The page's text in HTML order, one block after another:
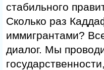
стабильного
Сколько раз
иммигрантами?
диалог. Мы